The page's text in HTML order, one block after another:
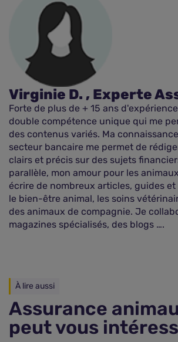
Virginie D. , Experte
Forte de plus de + 15 ans
double compétence unique qui me
des contenus variés. Ma
secteur bancaire me permet de
clairs et précis sur des sujets
parallèle, mon amour pour les
écrire de nombreux articles, guides
le bien-être animal, les soins
des animaux de compagnie. Je
magazines spécialisés, des blogs ….
À lire aussi
Assurance
peut vous